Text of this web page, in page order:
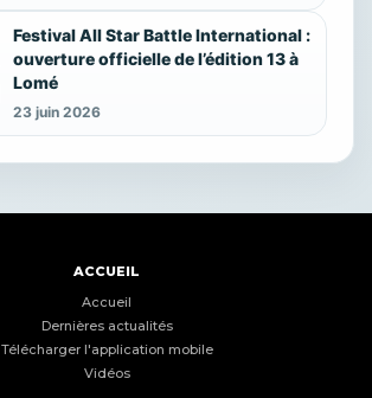
Festival All Star Battle International :
ouverture officielle de l’édition 13 à
Lomé
23 juin 2026
ACCUEIL
Accueil
Dernières actualités
Télécharger l'application mobile
Vidéos